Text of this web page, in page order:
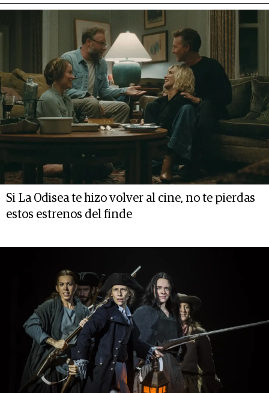
Si La Odisea te hizo volver al cine, no te pierdas
estos estrenos del finde